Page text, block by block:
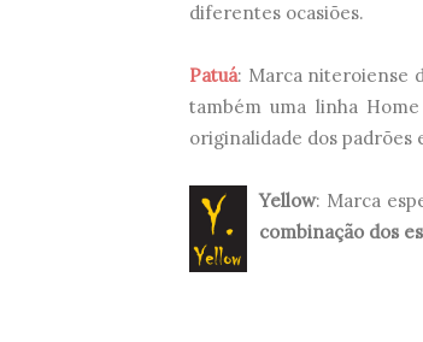
diferentes ocasiões.
Patuá: Marca niteroiense
também uma linha
originalidade dos padrões
Yellow: Marca
combinação dos